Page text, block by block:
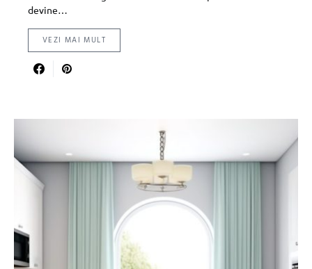
devine…
VEZI MAI MULT